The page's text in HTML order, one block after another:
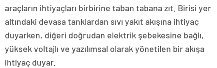
araçların ihtiyaçları birbirine taban tabana zıt. Birisi yer
altındaki devasa tanklardan sıvı yakıt akışına ihtiyaç
duyarken, diğeri doğrudan elektrik şebekesine bağlı,
yüksek voltajlı ve yazılımsal olarak yönetilen bir akışa
ihtiyaç duyar.